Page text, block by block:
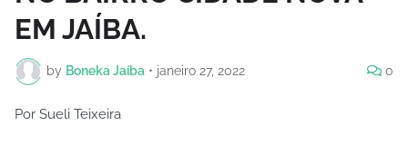
EM JAÍBA.
by Boneka Jaíba • janeiro 27, 2022 0
Por Sueli Teixeira